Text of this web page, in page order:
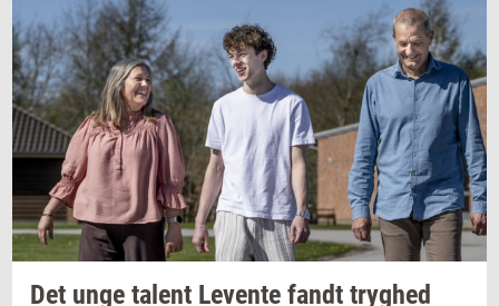
Det unge ta­lent Le­ven­te fandt tryg­hed